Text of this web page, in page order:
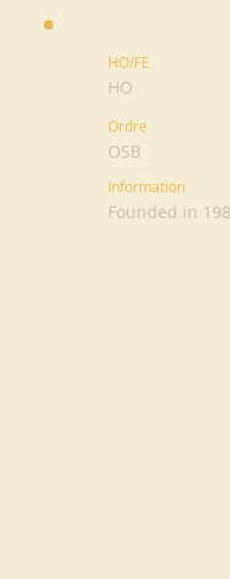
HO/FE
HO
Ordre
OSB
Information
Founded in